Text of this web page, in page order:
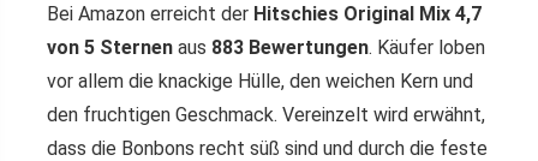
Bei Amazon erreicht der Hitschies Original Mix 4,7
von 5 Sternen aus 883 Bewertungen. Käufer loben
vor allem die knackige Hülle, den weichen Kern und
den fruchtigen Geschmack. Vereinzelt wird erwähnt,
dass die Bonbons recht süß sind und durch die feste